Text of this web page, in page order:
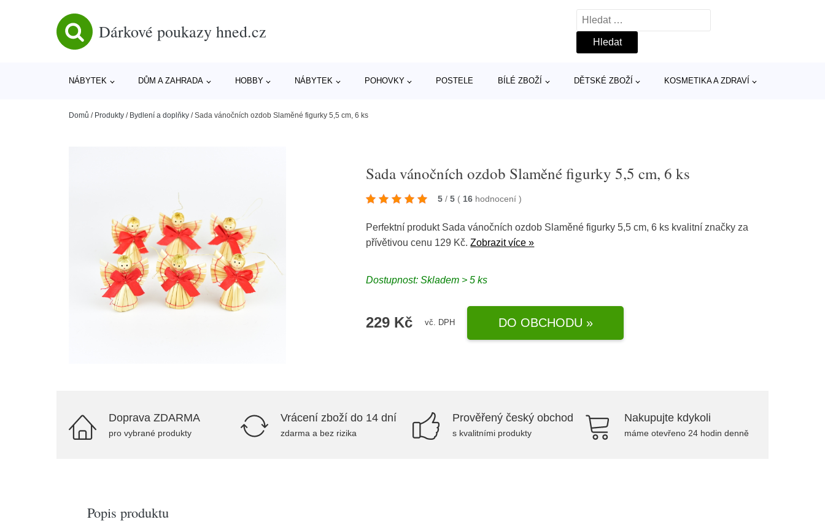
Dárkové poukazy hned.cz
Vyhledávání
NÁBYTEK DŮM A ZAHRADA HOBBY NÁBYTEK POHOVKY POSTELE BÍLÉ ZBOŽÍ DĚTSKÉ ZBOŽÍ KOSMETIKA A ZDRAVÍ
Domů / Produkty / Bydlení a doplňky /Sada vánočních ozdob Slaměné figurky 5,5 cm, 6 ks
Sada vánočních ozdob Slaměné figurky 5,5 cm, 6 ks
5 / 5 ( 16 hodnocení)
Perfektní produkt Sada vánočních ozdob Slaměné figurky 5,5 cm, 6 ks kvalitní značky za
přívětivou cenu 129 Kč.Zobrazit více »
Dostupnost: Skladem > 5 ks
229 Kč vč. DPH DO OBCHODU »
Doprava ZDARMA
pro vybrané produkty
Vrácení zboží do 14 dní
zdarma a bez rizika
Prověřený český obchod
s kvalitními produkty
Nakupujte kdykoli
máme otevřeno 24 hodin denně
Popis produktu